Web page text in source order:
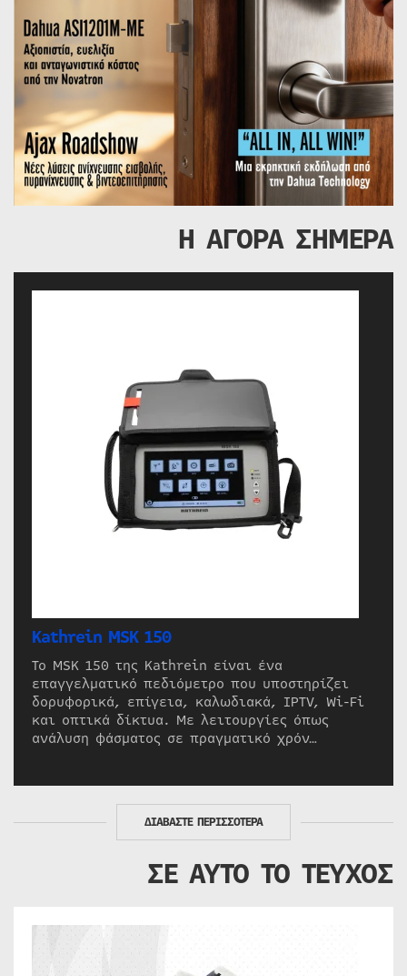
Η ΑΓΟΡΑ ΣΗΜΕΡΑ
Kathrein MSK 150
Το MSK 150 της Kathrein είναι ένα
επαγγελματικό πεδιόμετρο που υποστηρίζει
δορυφορικά, επίγεια, καλωδιακά, IPTV, Wi-Fi
και οπτικά δίκτυα. Με λειτουργίες όπως
ανάλυση φάσματος σε πραγματικό χρόν…
ΔΙΑΒΑΣΤΕ ΠΕΡΙΣΣΟΤΕΡΑ
ΣΕ ΑΥΤΟ ΤΟ ΤΕΥΧΟΣ